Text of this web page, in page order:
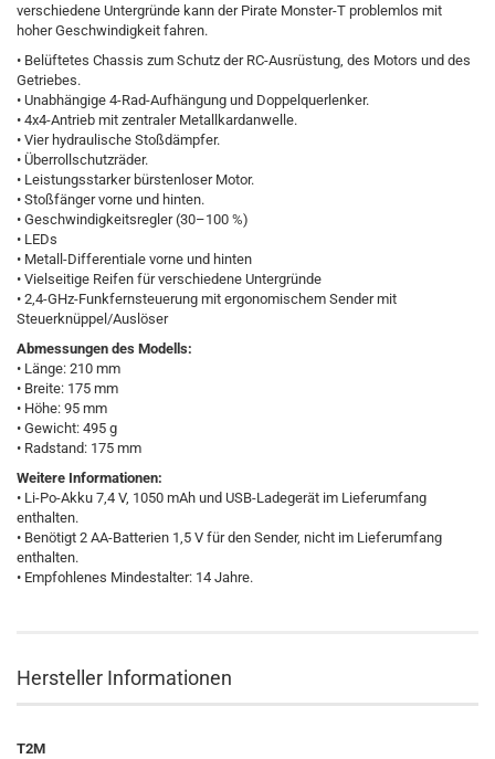
verschiedene Untergründe kann der Pirate Monster-T problemlos mit
hoher Geschwindigkeit fahren.
• Belüftetes Chassis zum Schutz der RC-Ausrüstung, des Motors und des
Getriebes.
• Unabhängige 4-Rad-Aufhängung und Doppelquerlenker.
• 4x4-Antrieb mit zentraler Metallkardanwelle.
• Vier hydraulische Stoßdämpfer.
• Überrollschutzräder.
• Leistungsstarker bürstenloser Motor.
• Stoßfänger vorne und hinten.
• Geschwindigkeitsregler (30–100 %)
• LEDs
• Metall-Differentiale vorne und hinten
• Vielseitige Reifen für verschiedene Untergründe
• 2,4-GHz-Funkfernsteuerung mit ergonomischem Sender mit
Steuerknüppel/Auslöser
Abmessungen des Modells:
• Länge: 210 mm
• Breite: 175 mm
• Höhe: 95 mm
• Gewicht: 495 g
• Radstand: 175 mm
Weitere Informationen:
• Li-Po-Akku 7,4 V, 1050 mAh und USB-Ladegerät im Lieferumfang
enthalten.
• Benötigt 2 AA-Batterien 1,5 V für den Sender, nicht im Lieferumfang
enthalten.
• Empfohlenes Mindestalter: 14 Jahre.
Hersteller Informationen
T2M